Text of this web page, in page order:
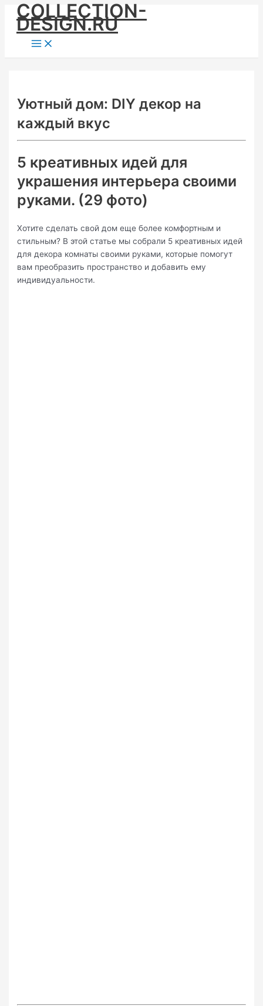
Skip
content
COLLECTION-
DESIGN.RU
Main
Menu
Уютный дом: DIY декор на
каждый вкус
5 креативных идей для
украшения интерьера своими
руками. (29 фото)
Хотите сделать свой дом еще более комфортным и
стильным? В этой статье мы собрали 5 креативных идей
для декора комнаты своими руками, которые помогут
вам преобразить пространство и добавить ему
индивидуальности.